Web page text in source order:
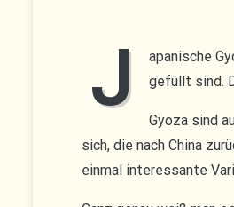
J
apanische
gefüllt sind.
Gyoza sind
sich, die nach China
einmal interessante